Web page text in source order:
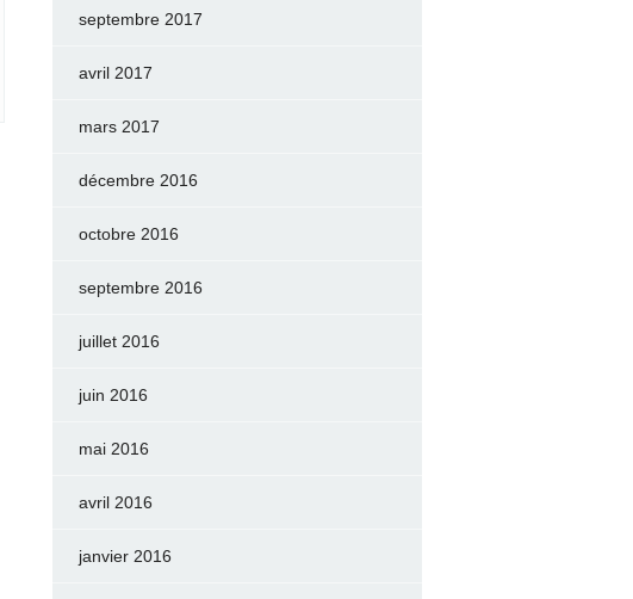
septembre 2017
avril 2017
mars 2017
décembre 2016
octobre 2016
septembre 2016
juillet 2016
juin 2016
mai 2016
avril 2016
janvier 2016